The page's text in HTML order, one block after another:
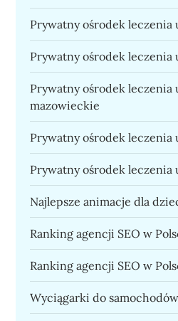
Prywatny ośrodek leczenia
Prywatny ośrodek leczenia
Prywatny ośrodek leczenia
mazowieckie
Prywatny ośrodek leczenia
Prywatny ośrodek leczenia
Najlepsze animacje dla
Ranking agencji SEO w
Ranking agencji SEO w
Wyciągarki do samochodów